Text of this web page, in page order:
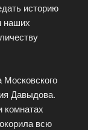
историю
наших
Давыдова.
комнатах
всю